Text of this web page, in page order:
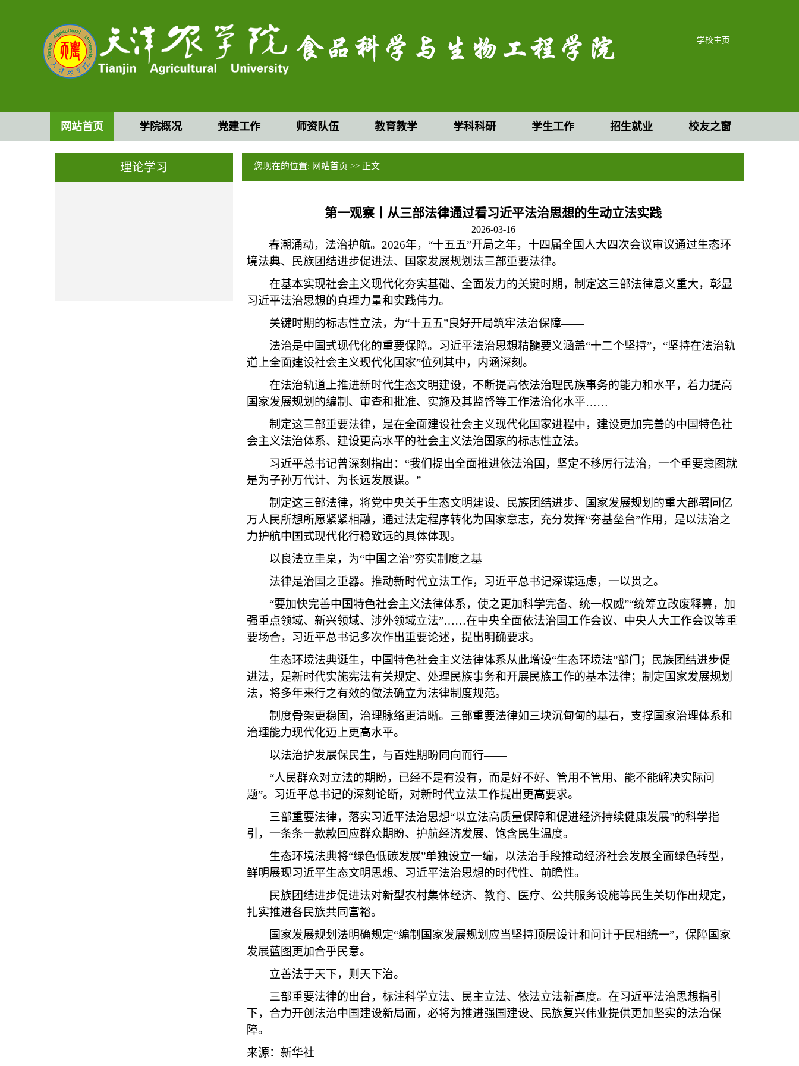
学校主页
网站首页 学院概况 党建工作 师资队伍 教育教学 学科科研 学生工作 招生就业 校友之窗
理论学习 您现在的位置: 网站首页 >> 正文
第一观察丨从三部法律通过看习近平法治思想的生动立法实践
2026-03-16
春潮涌动，法治护航。 2026年，“十五五”开局之年，十四届全国人大四次会议审议通过生态环
境法典、民族团结进步促进法、国家发展规划法三部重要法律。
在基本实现社会主义现代化夯实基础、全面发力的关键时期，制定这三部法律意义重大，彰显
习近平法治思想的真理力量和实践伟力。
关键时期的标志性立法，为“十五五”良好开局筑牢法治保障——
法治是中国式现代化的重要保障。习近平法治思想精髓要义涵盖“十二个坚持”，“坚持在法治轨
道上全面建设社会主义现代化国家”位列其中，内涵深刻。
在法治轨道上推进新时代生态文明建设，不断提高依法治理民族事务的能力和水平，着力提高
国家发展规划的编制、审查和批准、实施及其监督等工作法治化水平……
制定这三部重要法律，是在全面建设社会主义现代化国家进程中，建设更加完善的中国特色社
会主义法治体系、建设更高水平的社会主义法治国家的标志性立法。
习近平总书记曾深刻指出：“我们提出全面推进依法治国，坚定不移厉行法治，一个重要意图就
是为子孙万代计、为长远发展谋。”
制定这三部法律，将党中央关于生态文明建设、民族团结进步、国家发展规划的重大部署同亿
万人民所想所愿紧紧相融，通过法定程序转化为国家意志，充分发挥“夯基垒台”作用，是以法治之
力护航中国式现代化行稳致远的具体体现。
以良法立圭臬，为“中国之治”夯实制度之基——
法律是治国之重器。推动新时代立法工作，习近平总书记深谋远虑，一以贯之。
“要加快完善中国特色社会主义法律体系，使之更加科学完备、统一权威”“统筹立改废释纂，加
强重点领域、新兴领域、涉外领域立法”……在中央全面依法治国工作会议、中央人大工作会议等重
要场合，习近平总书记多次作出重要论述，提出明确要求。
生态环境法典诞生，中国特色社会主义法律体系从此增设“生态环境法”部门；民族团结进步促
进法，是新时代实施宪法有关规定、处理民族事务和开展民族工作的基本法律；制定国家发展规划
法，将多年来行之有效的做法确立为法律制度规范。
制度骨架更稳固，治理脉络更清晰。三部重要法律如三块沉甸甸的基石，支撑国家治理体系和
治理能力现代化迈上更高水平。
以法治护发展保民生，与百姓期盼同向而行——
“人民群众对立法的期盼，已经不是有没有，而是好不好、管用不管用、能不能解决实际问
题”。习近平总书记的深刻论断，对新时代立法工作提出更高要求。
三部重要法律，落实习近平法治思想“以立法高质量保障和促进经济持续健康发展”的科学指
引，一条条一款款回应群众期盼、护航经济发展、饱含民生温度。
生态环境法典将“绿色低碳发展”单独设立一编，以法治手段推动经济社会发展全面绿色转型，
鲜明展现习近平生态文明思想、习近平法治思想的时代性、前瞻性。
民族团结进步促进法对新型农村集体经济、教育、医疗、公共服务设施等民生关切作出规定，
扎实推进各民族共同富裕。
国家发展规划法明确规定“编制国家发展规划应当坚持顶层设计和问计于民相统一”，保障国家
发展蓝图更加合乎民意。
立善法于天下，则天下治。
三部重要法律的出台，标注科学立法、民主立法、依法立法新高度。在习近平法治思想指引
下，合力开创法治中国建设新局面，必将为推进强国建设、民族复兴伟业提供更加坚实的法治保
障。
来源：新华社